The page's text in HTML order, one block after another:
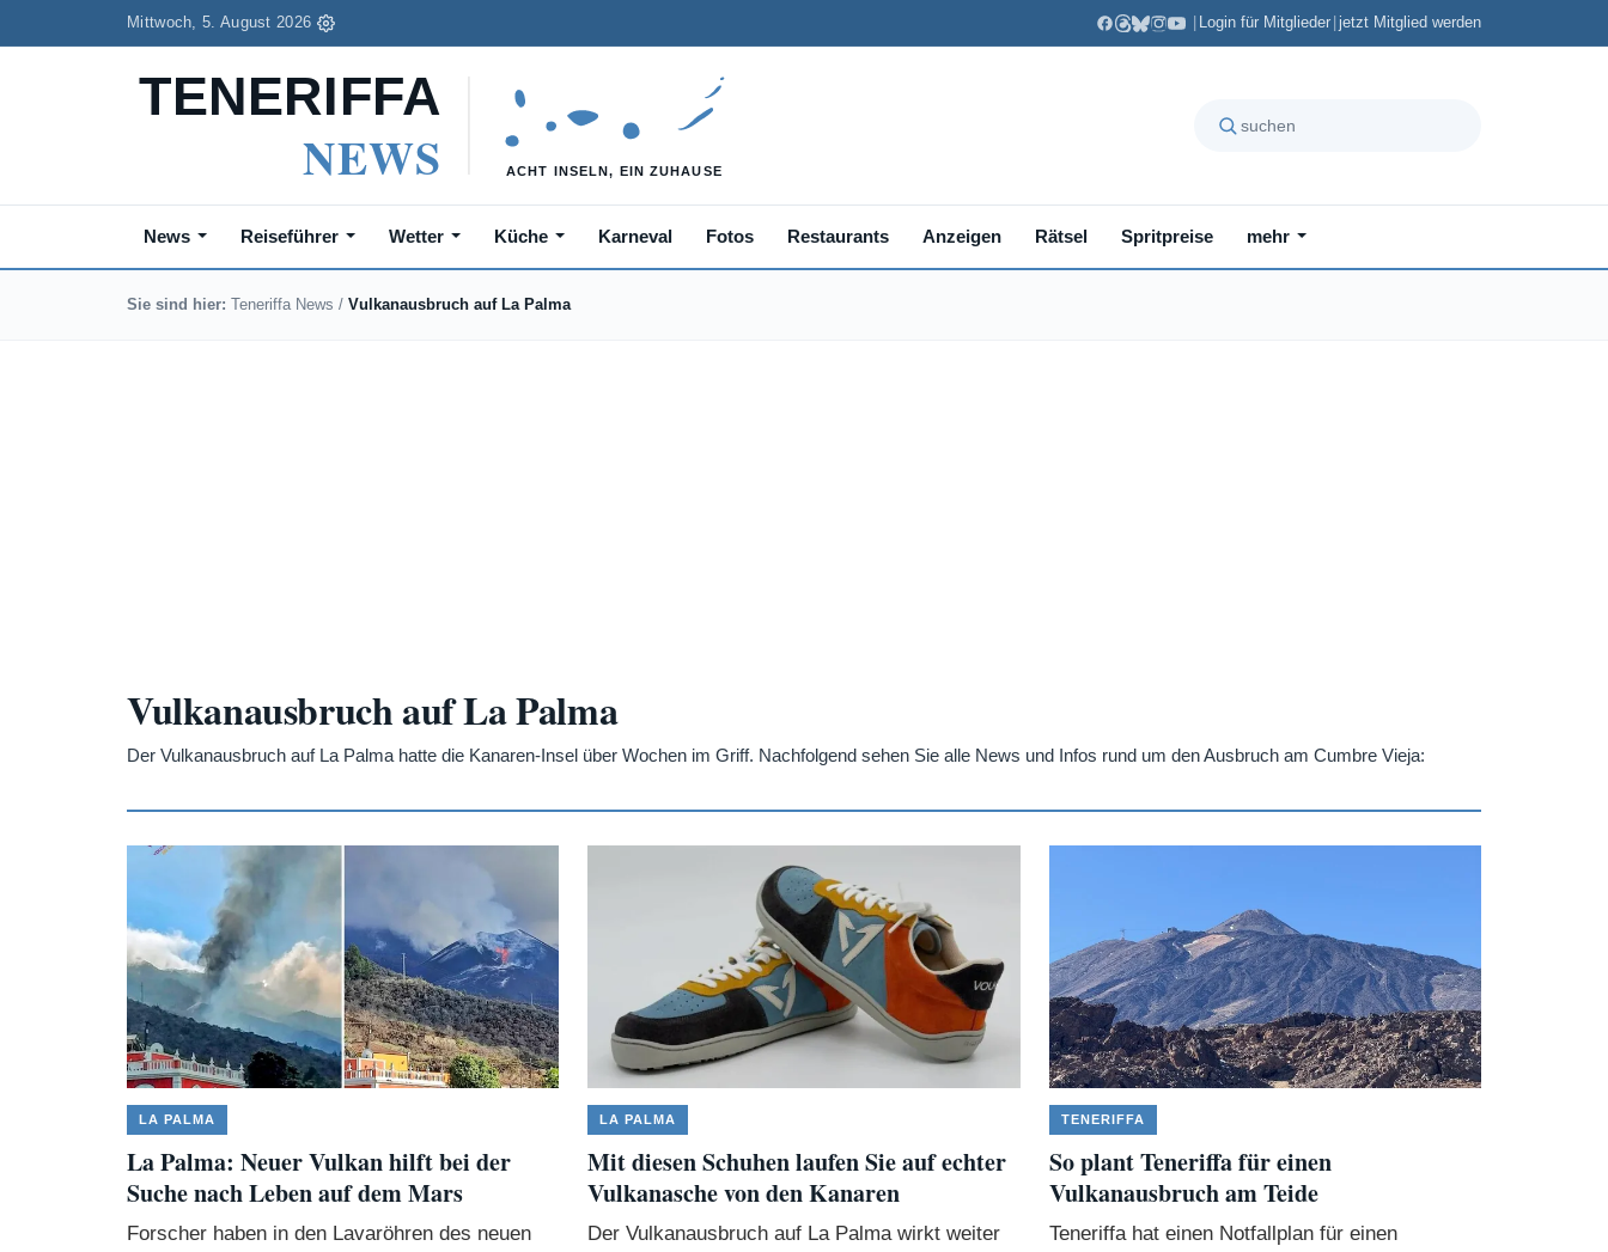
Mittwoch, 5. August 2026 Login für Mitglieder jetzt Mitglied werden
News Reiseführer Wetter Küche Karneval Fotos Restaurants Anzeigen Rätsel Spritpreise mehr
Sie sind hier: Teneriffa News / Vulkanausbruch auf La Palma
Vulkanausbruch auf La Palma
Der Vulkanausbruch auf La Palma hatte die Kanaren-Insel über Wochen im Griff. Nachfolgend sehen Sie alle News und Infos rund um den Ausbruch am Cumbre Vieja:
LA PALMA
La Palma: Neuer Vulkan hilft bei der
Suche nach Leben auf dem Mars
Forscher haben in den Lavaröhren des neuen
LA PALMA
Mit diesen Schuhen laufen Sie auf echter
Vulkanasche von den Kanaren
Der Vulkanausbruch auf La Palma wirkt weiter
TENERIFFA
So plant Teneriffa für einen
Vulkanausbruch am Teide
Teneriffa hat einen Notfallplan für einen